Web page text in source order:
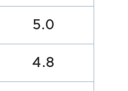
5.0
4.8